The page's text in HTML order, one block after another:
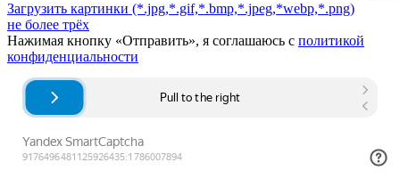
Загрузить картинки (*.jpg,*.gif,*.bmp,*.jpeg,*webp,*.png)
не более трёх
Нажимая кнопку «Отправить», я соглашаюсь с политикой
конфиденциальности